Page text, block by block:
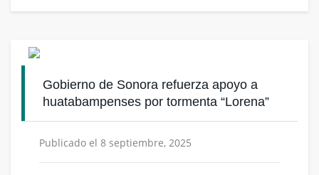
Gobierno de Sonora refuerza apoyo a
huatabampenses por tormenta “Lorena”
Publicado el 8 septiembre, 2025